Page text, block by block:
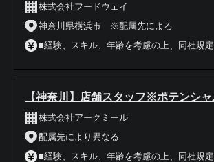
株式会社フードウェイ
神奈川県横浜市 ※配属先による
■経験、スキル、年齢を考慮の上、同社規
【神奈川】店舗スタッフ※ポテンシャ
株式会社アークミール
配属先により異なる
■経験、スキル、年齢を考慮の上、同社規